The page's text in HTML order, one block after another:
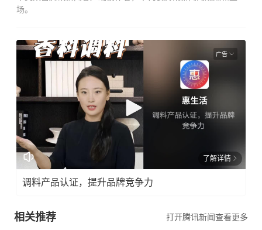
场。
广告
了解详情
调料产品认证，提升品牌竞争力
相关推荐 打开腾讯新闻查看更多